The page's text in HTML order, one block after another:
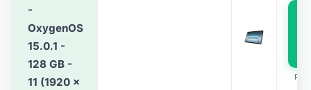
-
OxygenOS
15.0.1 -
128 GB -
11 (1920 x